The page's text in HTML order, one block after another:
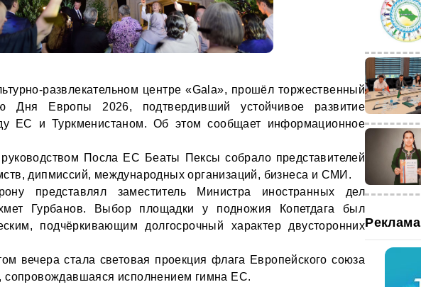
развлекательном центре «Gala», прошёл торжественный
Дня Европы 2026, подтвердивший устойчивое развитие
ЕС и Туркменистаном. Об этом сообщает информационное
Посла ЕС Беаты Пексы собрало представителей
дипмиссий, международных организаций, бизнеса и СМИ.
представлял заместитель Министра иностранных дел
Гурбанов. Выбор площадки у подножия Копетдага был
подчёркивающим долгосрочный характер двусторонних
вечера стала световая проекция флага Европейского союза
сопровождавшаяся исполнением гимна ЕС.
Реклама